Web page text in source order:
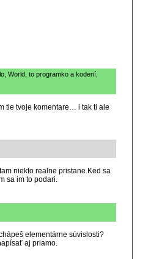
World, to programko a kodení,
tie tvoje komentare… i tak ti ale
niekto realne pristane.Ked sa
sa im to podari.
elementárne súvislosti?
aj priamo.